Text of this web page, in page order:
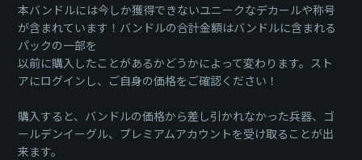
本バンドルには今しか獲得できないユニークなデカールや称号
が含まれています！バンドルの合計金額はバンドルに含まれる
パックの一部を
以前に購入したことがあるかどうかによって変わります。スト
アにログインし、ご自身の価格をご確認ください！
購入すると、バンドルの価格から差し引かれなかった兵器、ゴ
ールデンイーグル、プレミアムアカウントを受け取ることが出
来ます。